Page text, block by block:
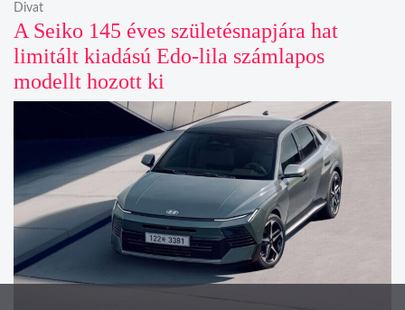
A Seiko 145 éves születésnapjára hat
limitált kiadású Edo-lila számlapos
modellt hozott ki
Divat